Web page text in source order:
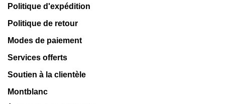
Politique d'expédition
Politique de retour
Modes de paiement
Services offerts
Soutien à la clientèle
Montblanc